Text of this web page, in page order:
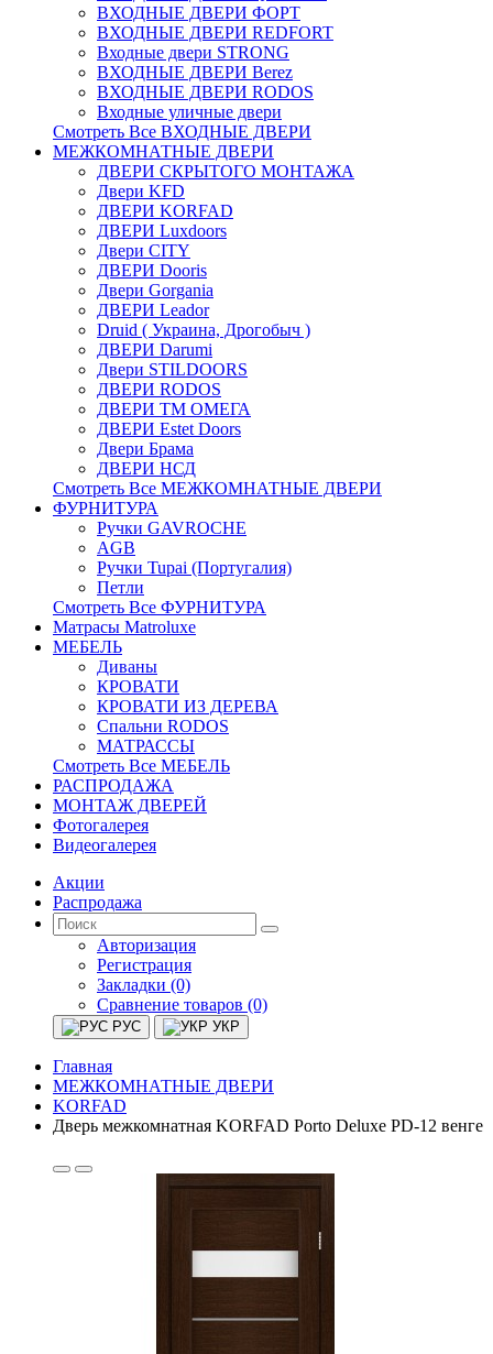
ВХОДНЫЕ ДВЕРИ ФОРТ
ВХОДНЫЕ ДВЕРИ REDFORT
Входные двери STRONG
ВХОДНЫЕ ДВЕРИ Berez
ВХОДНЫЕ ДВЕРИ RODOS
Входные уличные двери
Смотреть Все ВХОДНЫЕ ДВЕРИ
МЕЖКОМНАТНЫЕ ДВЕРИ
ДВЕРИ СКРЫТОГО МОНТАЖА
Двери KFD
ДВЕРИ KORFAD
ДВЕРИ Luxdoors
Двери CITY
ДВЕРИ Dooris
Двери Gorgania
ДВЕРИ Leador
Druid ( Украина, Дрогобыч )
ДВЕРИ Darumi
Двери STILDOORS
ДВЕРИ RODOS
ДВЕРИ ТМ ОМЕГА
ДВЕРИ Estet Doors
Двери Брама
ДВЕРИ НСД
Смотреть Все МЕЖКОМНАТНЫЕ ДВЕРИ
ФУРНИТУРА
Ручки GAVROCHE
AGB
Ручки Tupai (Португалия)
Петли
Смотреть Все ФУРНИТУРА
Матрасы Matroluxe
МЕБЕЛЬ
Диваны
КРОВАТИ
КРОВАТИ ИЗ ДЕРЕВА
Спальни RODOS
МАТРАССЫ
Смотреть Все МЕБЕЛЬ
РАСПРОДАЖА
МОНТАЖ ДВЕРЕЙ
Фотогалерея
Видеогалерея
Акции
Распродажа
Авторизация
Регистрация
Закладки (0)
Сравнение товаров (0)
РУС УКР
Главная
МЕЖКОМНАТНЫЕ ДВЕРИ
KORFAD
Дверь межкомнатная KORFAD Porto Deluxe PD-12 венге